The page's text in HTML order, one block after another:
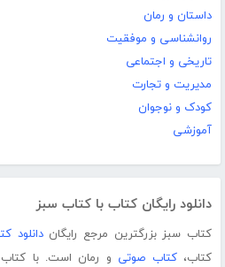
داستان و رمان
روانشناسی و موفقیت
تاریخی و اجتماعی
مدیریت و تجارت
کودک و نوجوان
آموزشی
دانلود رایگان کتاب با کتاب سبز
کتاب سبز بزرگترین مرجع رایگاندانلود
کتاب،کتاب صوتی و رمان است. با